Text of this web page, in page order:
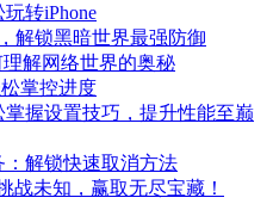
转iPhone
解锁黑暗世界最强防御
解网络世界的奥秘
掌控进度
握设置技巧，提升性能至巅
解锁快速取消方法
战未知，赢取无尽宝藏！